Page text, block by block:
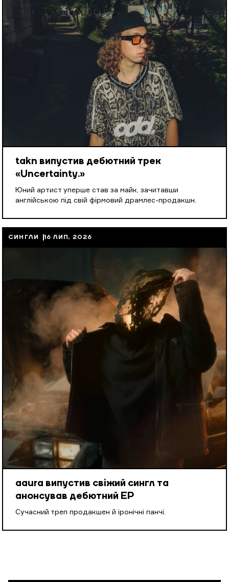
takn випустив дебютний трек
«Uncertainty.»
Юний артист уперше став за майк, зачитавши
англійською під свій фірмовий драмлес-продакшн.
СИНГЛИ 16 ЛИП, 2026
aaura випустив свіжий сингл та
анонсував дебютний EP
Cучасний треп продакшен й іронічні панчі.